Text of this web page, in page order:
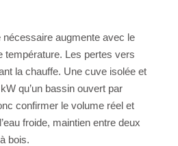
nécessaire augmente avec le
température. Les pertes vers
la chauffe. Une cuve isolée et
qu’un bassin ouvert par
confirmer le volume réel et
froide, maintien entre deux
bois.